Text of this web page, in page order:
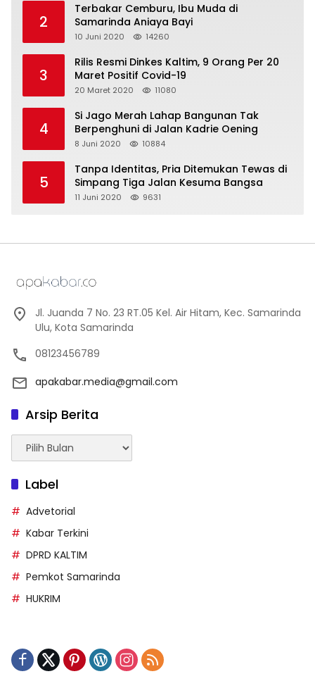
2
Terbakar Cemburu, Ibu Muda di
Samarinda Aniaya Bayi
10 Juni 2020 14260
3
Rilis Resmi Dinkes Kaltim, 9 Orang Per 20
Maret Positif Covid-19
20 Maret 2020 11080
4
Si Jago Merah Lahap Bangunan Tak
Berpenghuni di Jalan Kadrie Oening
8 Juni 2020 10884
5
Tanpa Identitas, Pria Ditemukan Tewas di
Simpang Tiga Jalan Kesuma Bangsa
11 Juni 2020 9631
Jl. Juanda 7 No. 23 RT.05 Kel. Air Hitam, Kec. Samarinda
Ulu, Kota Samarinda
08123456789
apakabar.media@gmail.com
Arsip Berita
Arsip
Berita
Label
Advetorial
Kabar Terkini
DPRD KALTIM
Pemkot Samarinda
HUKRIM